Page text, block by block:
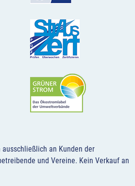
an Kunden der
und Vereine. Kein Verkauf an